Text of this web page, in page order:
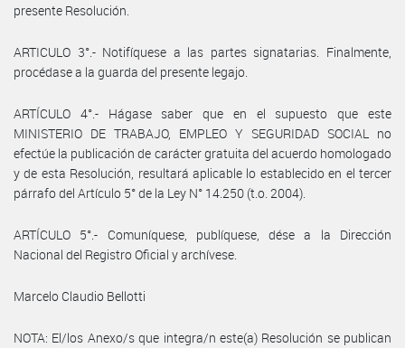
presente Resolución.
ARTICULO 3°.- Notifíquese a las partes signatarias. Finalmente,
procédase a la guarda del presente legajo.
ARTÍCULO 4°.- Hágase saber que en el supuesto que este
MINISTERIO DE TRABAJO, EMPLEO Y SEGURIDAD SOCIAL no
efectúe la publicación de carácter gratuita del acuerdo homologado
y de esta Resolución, resultará aplicable lo establecido en el tercer
párrafo del Artículo 5° de la Ley N° 14.250 (t.o. 2004).
ARTÍCULO 5°.- Comuníquese, publíquese, dése a la Dirección
Nacional del Registro Oficial y archívese.
Marcelo Claudio Bellotti
NOTA: El/los Anexo/s que integra/n este(a) Resolución se publican